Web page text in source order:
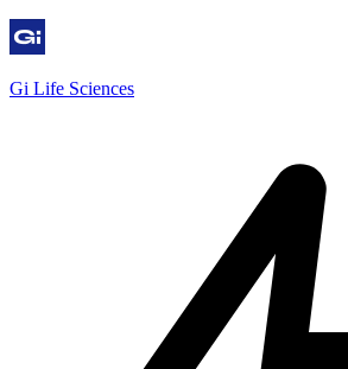
Gi Life Sciences